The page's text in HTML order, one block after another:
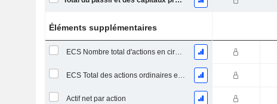
Éléments supplémentaires
ECS Nombre total d'actions en circulation à la date de dépôt
ECS Total des actions ordinaires en circulation
Actif net par action